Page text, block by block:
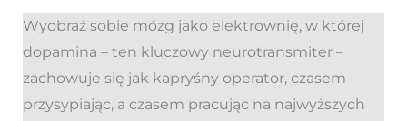
Wyobraź sobie mózg jako elektrownię, w której
dopamina – ten kluczowy neurotransmiter –
zachowuje się jak kapryśny operator, czasem
przysypiając, a czasem pracując na najwyższych